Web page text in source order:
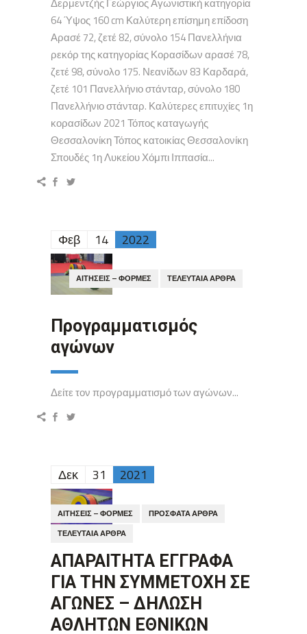
Δερμεντζής Γεώργιος Αγωνιστική κατηγορία
64 Ύψος 160 cm Καλύτερη επίσημη επίδοση
Αρασέ 72, ζετέ 82, σύνολο 154 Πανελλήνια
ρεκόρ της κατηγορίας Κορασίδων αρασέ 78,
ζετέ 98, σύνολο 175. Νεανίδων 83 Καρδαρά,
ζετέ 101 Πανελλήνιο στάνταρ, σύνολο 180
Πανελλήνιο στάνταρ. Καλύτερες επιτυχίες 1η
κορασίδων 2021 Τόπος καταγωγής
Θεσσαλονίκη Τόπος κατοικίας Θεσσαλονίκη
Σπουδές 1η Λυκείου Χόμπι Ιππασία...
Φεβ 14 2022
ΑΙΤΉΣΕΙΣ – ΦΌΡΜΕΣ ΤΕΛΕΥΤΑΊΑ ΆΡΘΡΑ
Προγραμματισμός
αγώνων
Δείτε τον προγραμματισμό των αγώνων...
Δεκ 31 2021
ΑΙΤΉΣΕΙΣ – ΦΌΡΜΕΣ
ΠΡΌΣΦΑΤΑ ΆΡΘΡΑ
ΤΕΛΕΥΤΑΊΑ ΆΡΘΡΑ
ΑΠΑΡΑΙΤΗΤΑ ΕΓΓΡΑΦΑ
ΓΙΑ ΤΗΝ ΣΥΜΜΕΤΟΧΗ ΣΕ
ΑΓΩΝΕΣ – ΔΗΛΩΣΗ
ΑΘΛΗΤΩΝ ΕΘΝΙΚΩΝ